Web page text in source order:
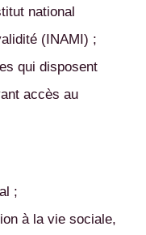
national
(INAMI) ;
qui disposent
accès au
;
à la vie sociale,